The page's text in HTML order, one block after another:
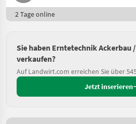
2 Tage online
Sie haben Erntetechnik Ackerbau
verkaufen?
Auf Landwirt.com erreichen Sie über
Jetzt inserieren